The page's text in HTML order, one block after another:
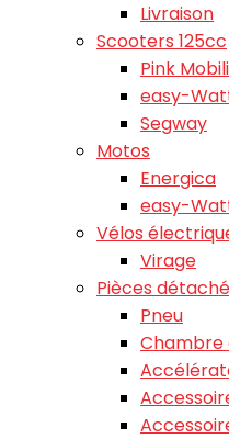
Livraison
Scooters 125cc
Pink
easy-
Segway
Motos
Energica
easy-
Vélos
Virage
Pièces
Pneu
Chambre